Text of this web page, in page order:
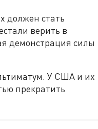
должен стать
верить в
демонстрация силы
У США и их
прекратить